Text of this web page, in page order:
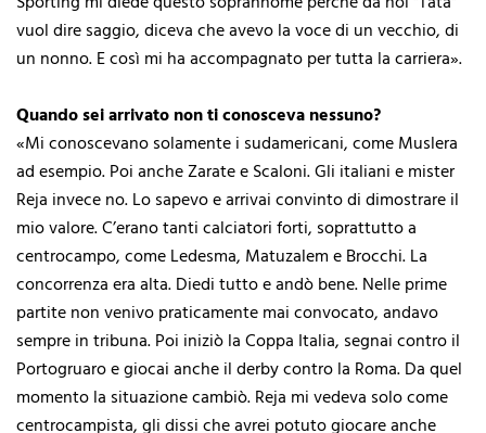
vuol dire saggio, diceva che avevo la voce di un vecchio, di
un nonno. E così mi ha accompagnato per tutta la carriera».
Quando sei arrivato non ti conosceva nessuno?
«Mi conoscevano solamente i sudamericani, come Muslera
ad esempio. Poi anche Zarate e Scaloni. Gli italiani e mister
Reja invece no. Lo sapevo e arrivai convinto di dimostrare il
mio valore. C’erano tanti calciatori forti, soprattutto a
centrocampo, come Ledesma, Matuzalem e Brocchi. La
concorrenza era alta. Diedi tutto e andò bene. Nelle prime
partite non venivo praticamente mai convocato, andavo
sempre in tribuna. Poi iniziò la Coppa Italia, segnai contro il
Portogruaro e giocai anche il derby contro la Roma. Da quel
momento la situazione cambiò. Reja mi vedeva solo come
centrocampista, gli dissi che avrei potuto giocare anche